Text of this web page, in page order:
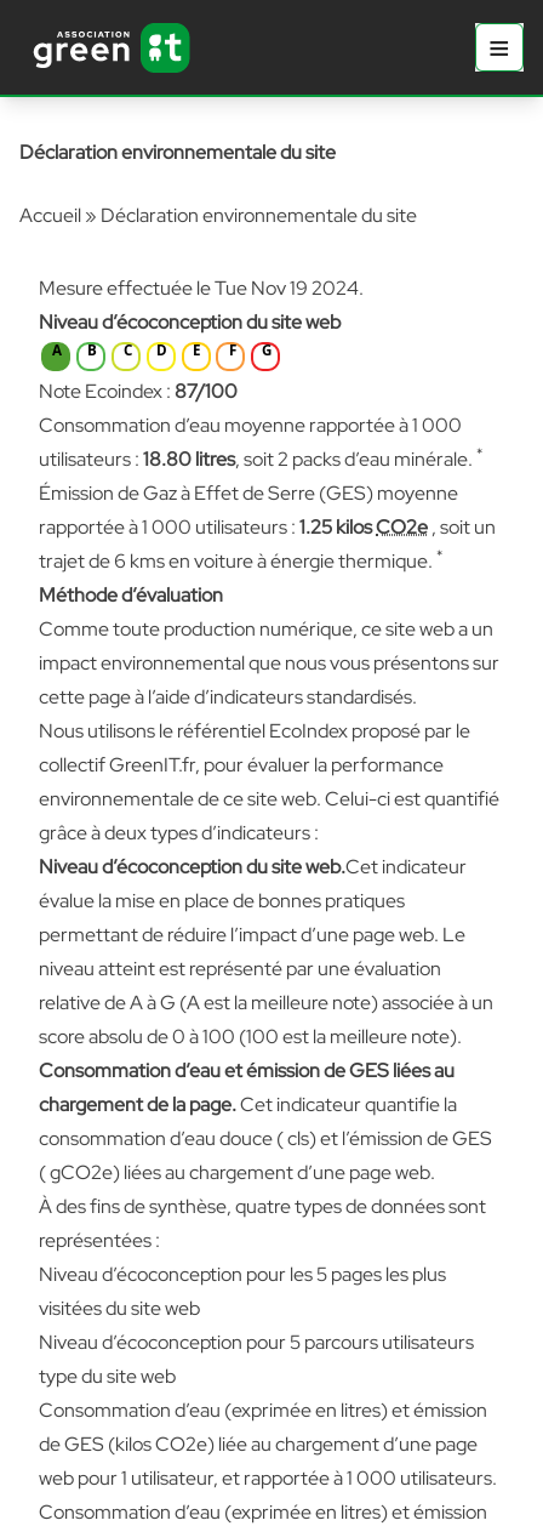
≡
Déclaration environnementale du site
Accueil» Déclaration environnementale du site
Mesure effectuée le Tue Nov 19 2024.
Niveau d’écoconception du site web
A B C D E F G
Note Ecoindex :87/100
Consommation d’eau moyenne rapportée à 1 000
utilisateurs :18.80 litres, soit 2 packs d’eau minérale. *
Émission de Gaz à Effet de Serre (GES) moyenne
rapportée à 1 000 utilisateurs :1.25 kilosCO2e, soit un
trajet de 6 kms en voiture à énergie thermique. *
Méthode d’évaluation
Comme toute production numérique, ce site web a un
impact environnemental que nous vous présentons sur
cette page à l’aide d’indicateurs standardisés.
Nous utilisons le référentielEcoIndexproposé par le
collectifGreenIT.fr, pour évaluer la performance
environnementale de ce site web. Celui-ci est quantifié
grâce à deux types d’indicateurs :
Niveau d’écoconception du site web.Cet indicateur
évalue la mise en place de bonnes pratiques
permettant de réduire l’impact d’une page web. Le
niveau atteint est représenté par une évaluation
relative de A à G (A est la meilleure note) associée à un
score absolu de 0 à 100 (100 est la meilleure note).
Consommation d’eau et émission de GES liées au
chargement de la page.Cet indicateur quantifie la
consommation d’eau douce ( cls) et l’émission de GES
( gCO2e) liées au chargement d’une page web.
À des fins de synthèse, quatre types de données sont
représentées :
Niveau d’écoconception pour les 5 pages les plus
visitées du site web
Niveau d’écoconception pour 5 parcours utilisateurs
type du site web
Consommation d’eau (exprimée en litres) et émission
de GES (kilos CO2e) liée au chargement d’une page
web pour 1 utilisateur, et rapportée à 1 000 utilisateurs.
Consommation d’eau (exprimée en litres) et émission